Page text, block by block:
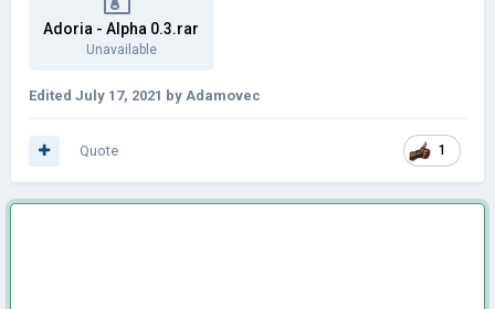
Adoria - Alpha 0.3.rar
Unavailable
Edited July 17, 2021 by Adamovec
1
Quote